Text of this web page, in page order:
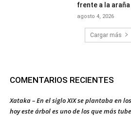
frente a la
agosto 4, 2026
Cargar más
COMENTARIOS RECIENTES
Xataka – En el siglo XIX se plantaba en
hoy este árbol es uno de los que más